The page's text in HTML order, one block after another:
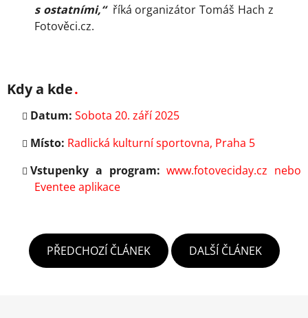
s ostatními,“ říká organizátor Tomáš Hach z
Fotověci.cz.
Kdy a kde
Datum: Sobota 20. září 2025
Místo: Radlická kulturní sportovna, Praha 5
Vstupenky a program: www.fotoveciday.cz nebo
Eventee aplikace
PŘEDCHOZÍ ČLÁNEK DALŠÍ ČLÁNEK